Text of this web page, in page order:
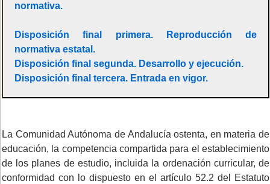
normativa.
Disposición final primera. Reproducción de
normativa estatal.
Disposición final segunda. Desarrollo y ejecución.
Disposición final tercera. Entrada en vigor.
La Comunidad Autónoma de Andalucía ostenta, en materia de
educación, la competencia compartida para el establecimiento
de los planes de estudio, incluida la ordenación curricular, de
conformidad con lo dispuesto en el artículo 52.2 del Estatuto